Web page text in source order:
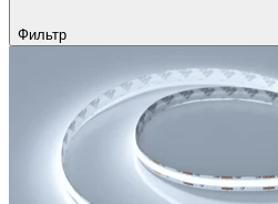
Фильтр